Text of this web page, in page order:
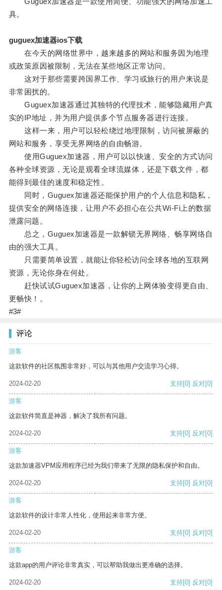
具。
guguex加速器ios下载
在今天的网络世界中，越来越多的网站和服务因为地理
或政策原因被限制，无法在某些地区正常访问。
这对于那些需要跨国界工作、学习或旅行的用户来说是
非常困扰的。
Guguex加速器通过其独特的代理技术，能够隐藏用户真
实的IP地址，并为用户提供多个节点服务器进行连接。
这样一来，用户可以轻松绕过地理限制，访问被屏蔽的
网站和服务，享受无界网络的自由畅游。
使用Guguex加速器，用户可以以快速、安全的方式访问
各种全球资源，无论是观看全球流媒体，还是下载文件，都
能得到最佳的速度和稳定性。
同时，Guguex加速器还能保护用户的个人信息和隐私，
提供安全的网络连接，让用户不必担心在公共Wi-Fi上的数据
泄露问题。
总之，Guguex加速器是一款解锁无界网络、畅享网络自
由的强大工具。
只需要简单设置，就能让你轻松访问全球各地的互联网
资源，无论你身在何处。
赶快试试Guguex加速器，让你的上网体验变得更自由、
更畅快！。
#3#
评论
游客
这款软件的社区氛围非常好，可以与其他用户交流学习心得。
2024-02-20 支持[0] 反对[0]
游客
这款软件简直是神器，解决了我所有问题。
2024-02-20 支持[0] 反对[0]
游客
这款加速器VPM应用程序已经为我们带来了无限的隐私保护和自由。
2024-02-20 支持[0] 反对[0]
游客
这款软件的设计非常人性化，使用起来非常方便。
2024-02-20 支持[0] 反对[0]
游客
这款app的用户评论非常真实，可以帮助我做出更准确的选择。
2024-02-20 支持[0] 反对[0]